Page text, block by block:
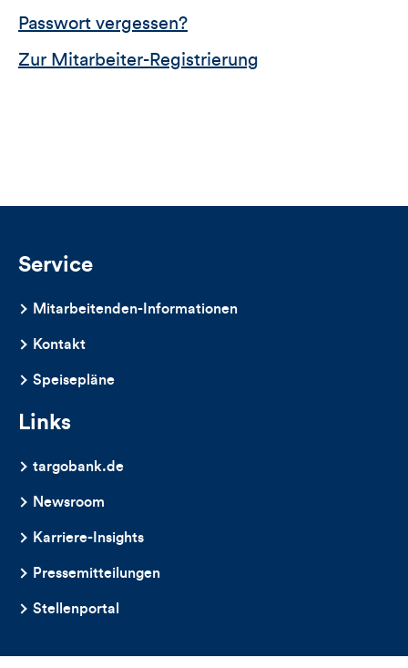
Passwort vergessen?
Zur Mitarbeiter-Registrierung
Service
Mitarbeitenden-Informationen
Kontakt
Speisepläne
Links
targobank.de
Newsroom
Karriere-Insights
Pressemitteilungen
Stellenportal